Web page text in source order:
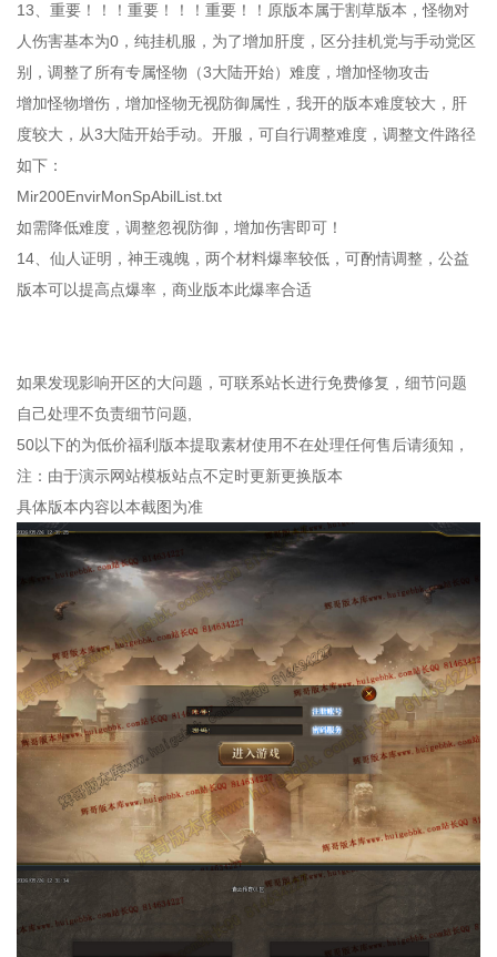
13、重要！！！重要！！！重要！！原版本属于割草版本，怪物对
人伤害基本为0，纯挂机服，为了增加肝度，区分挂机党与手动党区
别，调整了所有专属怪物（3大陆开始）难度，增加怪物攻击
增加怪物增伤，增加怪物无视防御属性，我开的版本难度较大，肝
度较大，从3大陆开始手动。开服，可自行调整难度，调整文件路径
如下：
Mir200EnvirMonSpAbilList.txt
如需降低难度，调整忽视防御，增加伤害即可！
14、仙人证明，神王魂魄，两个材料爆率较低，可酌情调整，公益
版本可以提高点爆率，商业版本此爆率合适
如果发现影响开区的大问题，可联系站长进行免费修复，细节问题
自己处理不负责细节问题,
50以下的为低价福利版本提取素材使用不在处理任何售后请须知，
注：由于演示网站模板站点不定时更新更换版本
具体版本内容以本截图为准